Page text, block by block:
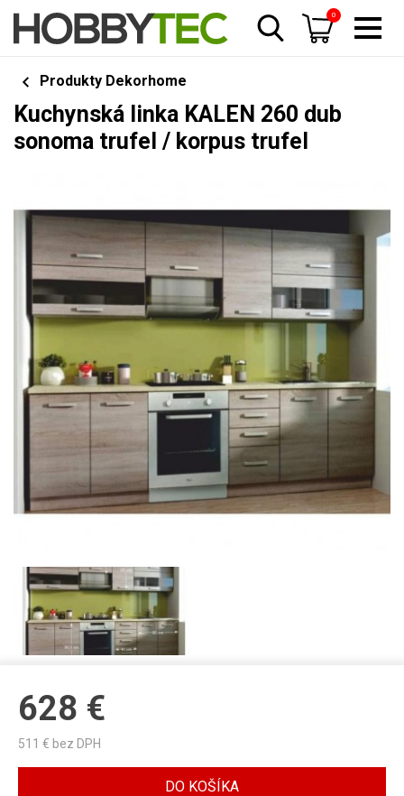
0
Produkty Dekorhome
Kuchynská linka KALEN 260 dub
sonoma trufel / korpus trufel
628 €
511 € bez DPH
DO KOŠÍKA